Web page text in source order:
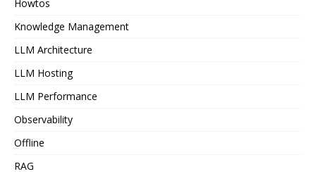
Howtos
Knowledge Management
LLM Architecture
LLM Hosting
LLM Performance
Observability
Offline
RAG